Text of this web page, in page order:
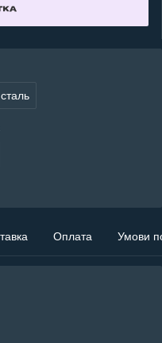
Оплата Умови